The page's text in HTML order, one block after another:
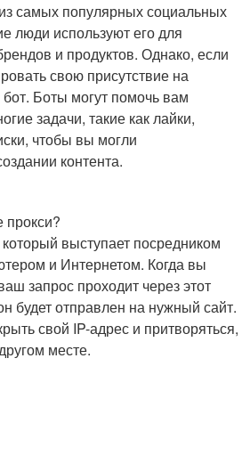
самых популярных социальных
люди используют его для
и продуктов. Однако, если
свою присутствие на
Боты могут помочь вам
задачи, такие как лайки,
чтобы вы могли
контента.
прокси?
выступает посредником
и Интернетом. Когда вы
запрос проходит через этот
будет отправлен на нужный сайт.
свой IP-адрес и притворяться,
месте.